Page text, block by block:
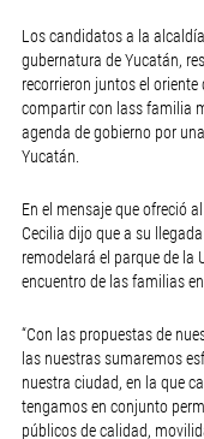
Los candidatos a la
gubernatura de Yucatán,
recorrieron juntos el oriente
compartir con lass familia
agenda de gobierno por
Yucatán.
En el mensaje que ofreció
Cecilia dijo que a su
remodelará el parque de la
encuentro de las familias
“Con las propuestas de
las nuestras sumaremos
nuestra ciudad, en la que
tengamos en conjunto
públicos de calidad,